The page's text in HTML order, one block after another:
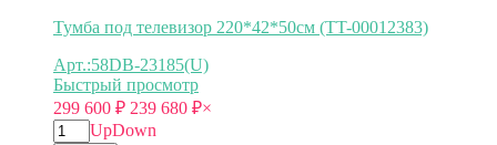
Тумба под телевизор 220*42*50см (TT-00012383)
Арт.:58DB-23185(U)
Быстрый просмотр
299 600 ₽ 239 680 ₽×
UpDown